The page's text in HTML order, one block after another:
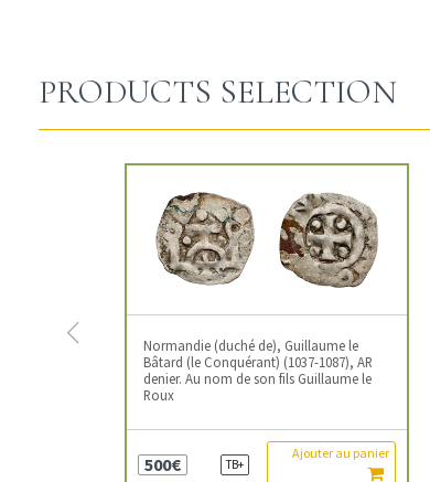
PRODUCTS SELECTION
Normandie (duché de), Guillaume le
Bâtard (le Conquérant) (1037-1087), AR
denier. Au nom de son fils Guillaume le
Roux
500€ TB+
Ajouter au panier
Previous